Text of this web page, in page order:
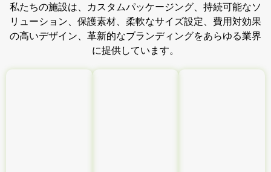
私たちの施設は、カスタムパッケージング、持続可能なソ
リューション、保護素材、柔軟なサイズ設定、費用対効果
の高いデザイン、革新的なブランディングをあらゆる業界
に提供しています。